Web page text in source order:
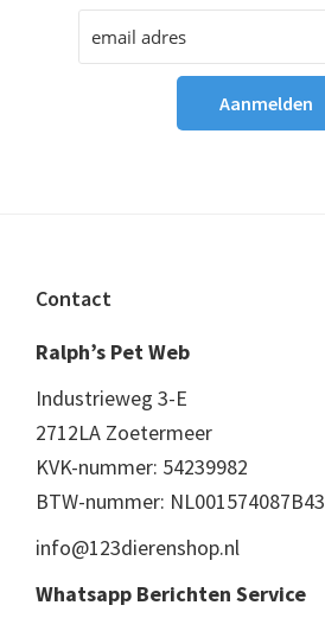
Footer
Contact
Ralph’s Pet Web
Industrieweg 3-E
2712LA Zoetermeer
KVK-nummer: 54239982
BTW-nummer: NL001574087B43
info@123dierenshop.nl
Whatsapp Berichten Service